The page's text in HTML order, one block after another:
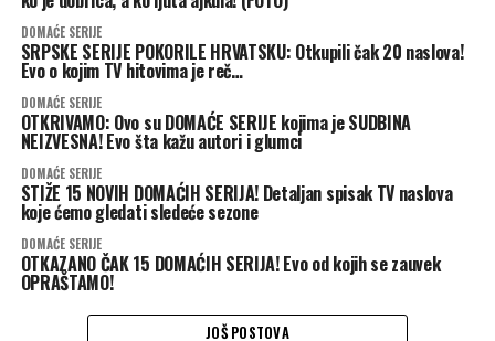
DOMAĆE SERIJE
SRPSKE SERIJE POKORILE HRVATSKU: Otkupili čak 20 naslova!
Evo o kojim TV hitovima je reč…
DOMAĆE SERIJE
OTKRIVAMO: Ovo su DOMAĆE SERIJE kojima je SUDBINA
NEIZVESNA! Evo šta kažu autori i glumci
DOMAĆE SERIJE
STIŽE 15 NOVIH DOMAĆIH SERIJA! Detaljan spisak TV naslova
koje ćemo gledati sledeće sezone
DOMAĆE SERIJE
OTKAZANO ČAK 15 DOMAĆIH SERIJA! Evo od kojih se zauvek
OPRAŠTAMO!
JOŠ POSTOVA